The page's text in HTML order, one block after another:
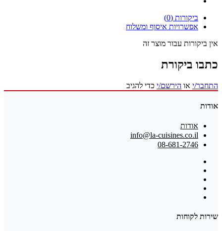
ביקורות (0)
אפשרויות איסוף ומשלוח
אין ביקורות עבור מוצר זה
כתבו ביקורת
התחבר/י או הירשם/י כדי להגיב
אודות
אודות
info@la-cuisines.co.il
08-681-2746
שירות לקוחות